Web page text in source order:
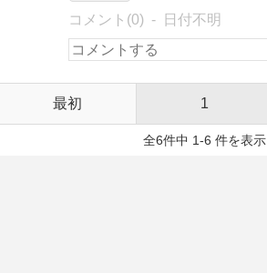
コメント(0) 日付不明
最初 1
全6件中 1-6 件を表示